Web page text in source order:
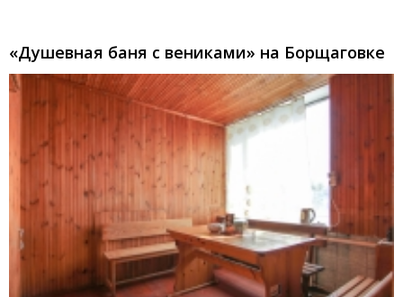
«Душевная баня с вениками» на Борщаговке